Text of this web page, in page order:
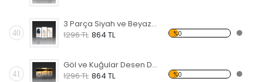
40
3 Parça Siyah ve Beyaz Civcivler Forex Tablo
1296 TL 864 TL %0
41
Göl ve Kuğular Desen Duvar Panosu
1296 TL 864 TL %0